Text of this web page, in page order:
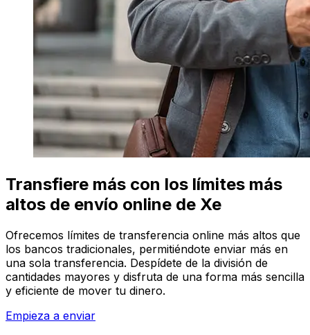
Transfiere más con los límites más
altos de envío online de Xe
Ofrecemos límites de transferencia online más altos que
los bancos tradicionales, permitiéndote enviar más en
una sola transferencia. Despídete de la división de
cantidades mayores y disfruta de una forma más sencilla
y eficiente de mover tu dinero.
Empieza a enviar